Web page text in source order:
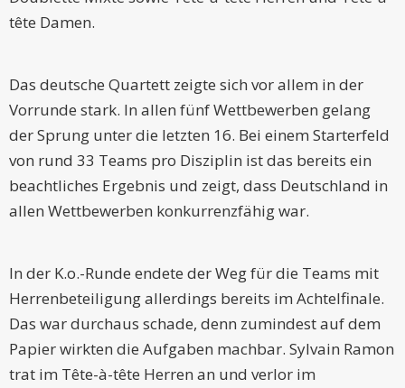
tête Damen.
Das deutsche Quartett zeigte sich vor allem in der
Vorrunde stark. In allen fünf Wettbewerben gelang
der Sprung unter die letzten 16. Bei einem Starterfeld
von rund 33 Teams pro Disziplin ist das bereits ein
beachtliches Ergebnis und zeigt, dass Deutschland in
allen Wettbewerben konkurrenzfähig war.
In der K.o.-Runde endete der Weg für die Teams mit
Herrenbeteiligung allerdings bereits im Achtelfinale.
Das war durchaus schade, denn zumindest auf dem
Papier wirkten die Aufgaben machbar. Sylvain Ramon
trat im Tête-à-tête Herren an und verlor im